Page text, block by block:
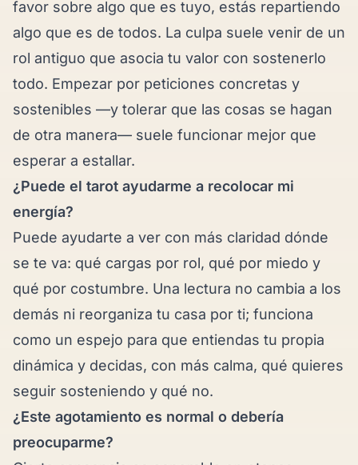
favor sobre algo que es tuyo, estás repartiendo
algo que es de todos. La culpa suele venir de un
rol antiguo que asocia tu valor con sostenerlo
todo. Empezar por peticiones concretas y
sostenibles —y tolerar que las cosas se hagan
de otra manera— suele funcionar mejor que
esperar a estallar.
¿Puede el tarot ayudarme a recolocar mi
energía?
Puede ayudarte a ver con más claridad dónde
se te va: qué cargas por rol, qué por miedo y
qué por costumbre. Una lectura no cambia a los
demás ni reorganiza tu casa por ti; funciona
como un espejo para que entiendas tu propia
dinámica y decidas, con más calma, qué quieres
seguir sosteniendo y qué no.
¿Este agotamiento es normal o debería
preocuparme?